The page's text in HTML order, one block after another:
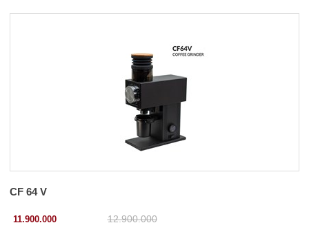
CF 64 V
11.900.000 12.900.000